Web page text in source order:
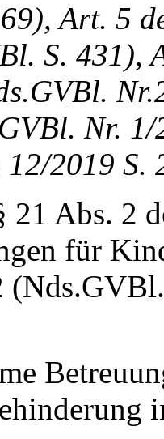
Art. 5
S. 431),
Nr.
2019 S.
Abs. 2
für